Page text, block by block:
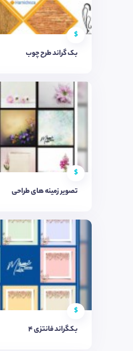
$
بک گراند طرح چوب
$
تصویر زمینه های طراحی
$
بکگراند فانتزی 4